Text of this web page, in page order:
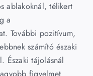
ablakoknál, télikert
a
További pozitívum,
számító északi
Északi tájolásnál